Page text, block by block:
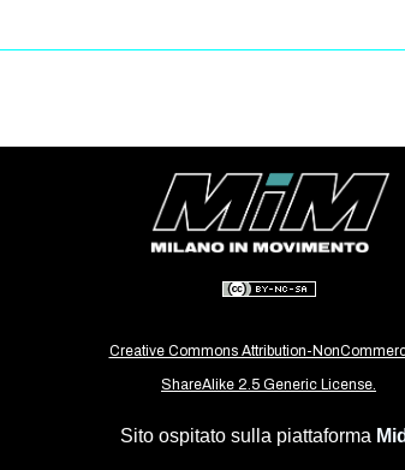
Creative Commons Attribution-
ShareAlike 2.5 Generic License.
Sito ospitato sulla piattaforma